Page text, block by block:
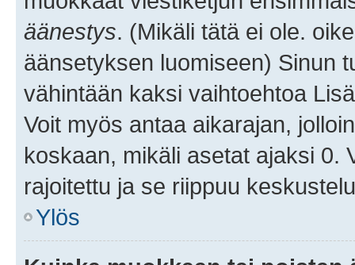
äänestys. (Mikäli tätä ei ole.
äänsetyksen luomiseen) Sinun
vähintään kaksi vaihtoehtoa
Voit myös antaa aikarajan,
koskaan, mikäli asetat ajaksi 0.
rajoitettu ja se riippuu
Ylös